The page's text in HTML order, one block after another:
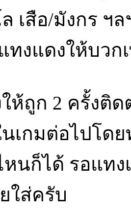
ล เสือ/มังกร ฯ
ทงแดงให้บวก
ห้ถูก 2 ครั้งติ
เกมต่อไปโด
นก็ได้ รอแท
ใส่ครับ